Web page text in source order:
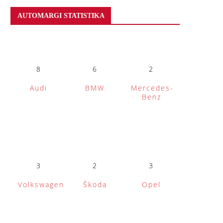
AUTOMARGI STATISTIKA
8
Audi
6
BMW
2
Mercedes-
Benz
3
Volkswagen
2
Škoda
3
Opel